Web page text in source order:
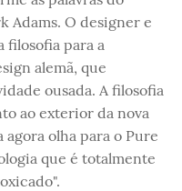
Adams. O designer e
filosofia para a
alemã, que
ousada. A filosofia
ao exterior da nova
olha para o Pure
que é totalmente